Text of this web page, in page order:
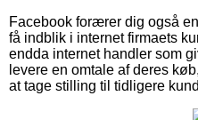
Facebook forærer dig også
få indblik i internet firmaets
endda internet handler som
levere en omtale af deres
at tage stilling til tidligere